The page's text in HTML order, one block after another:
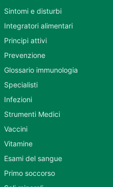
Sintomi e disturbi
Integratori alimentari
Principi attivi
Prevenzione
Glossario immunologia
Specialisti
Infezioni
Strumenti Medici
Vaccini
Vitamine
Esami del sangue
Primo soccorso